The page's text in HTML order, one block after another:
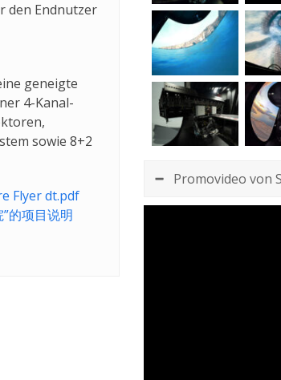
den Endnutzer
geneigte
4-Kanal-
sowie 8+2
Flyer dt.pdf
的项目说明
Promovideo von